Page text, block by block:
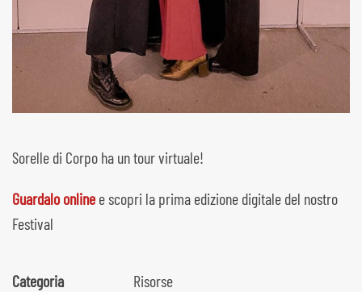
Sorelle di Corpo ha un tour virtuale!
Guardalo online e scopri la prima edizione digitale del nostro
Festival
Categoria
Risorse